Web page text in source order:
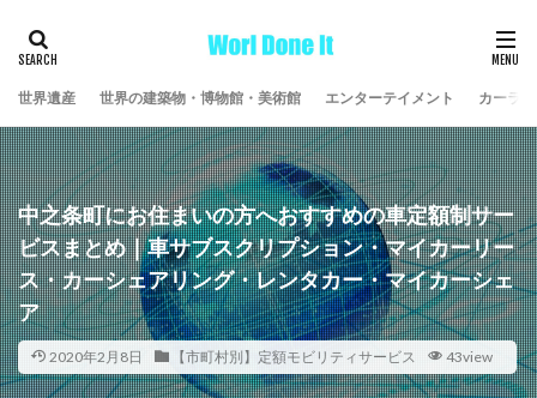
世界遺産 世界の建築物・博物館・美術館 エンターテイメント カーラ
中之条町にお住まいの方へおすすめの車定額制サー
ビスまとめ｜車サブスクリプション・マイカーリー
ス・カーシェアリング・レンタカー・マイカーシェ
ア
2020年2月8日 【市町村別】定額モビリティサービス 43view